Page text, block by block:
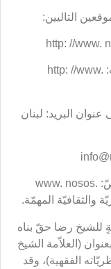
التاليين:
2ـ المكتبة الإلكترونية العربية على الإنترنت: http: //www.
البريد: لبنان
وأخيراً تدعوكم المجلّة لزيارة موقعها الخاصّ: www. nosos.
للشيخ رضا حقّ بناه
(العلاّمة الشيخ
الفقهية)، وقد